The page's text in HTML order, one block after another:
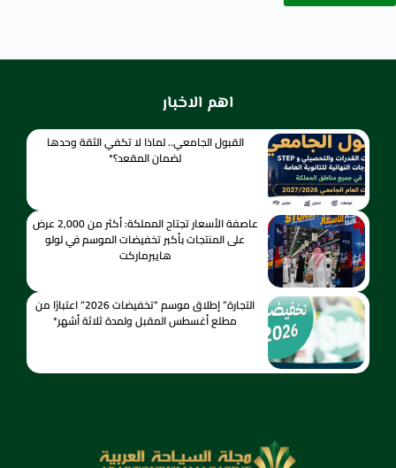
اهم الاخبار
القبول الجامعي.. لماذا لا تكفي الثقة وحدها
لضمان المقعد؟*
عاصفة الأسعار تجتاح المملكة: أكثر من 2,000 عرض
على المنتجات بأكبر تخفيضات الموسم في لولو
هايبرماركت
التجارة” إطلاق موسم “تخفيضات 2026” اعتبارًا من
مطلع أغسطس المقبل ولمدة ثلاثة أشهر*